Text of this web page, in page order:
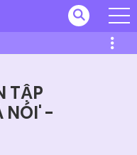
TẬP
NÓI' -